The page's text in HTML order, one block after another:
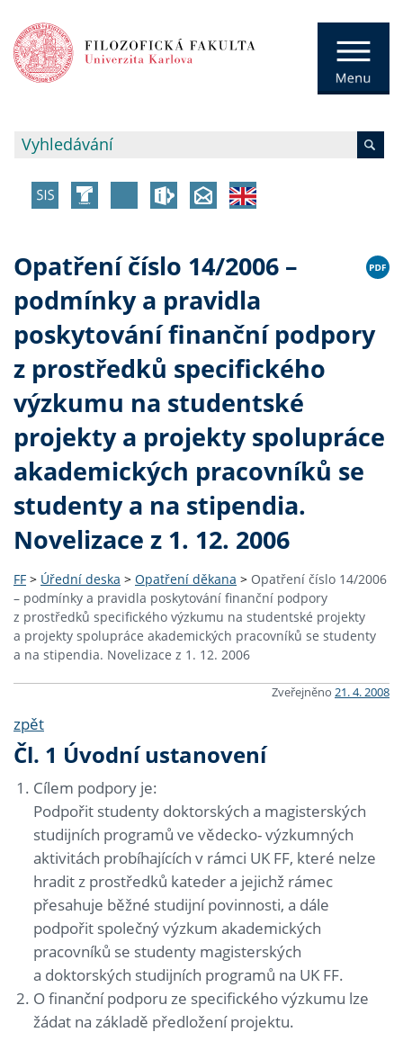
Opatření číslo 14/2006 –
podmínky a pravidla
poskytování finanční podpory
z prostředků specifického
výzkumu na studentské
projekty a projekty spolupráce
akademických pracovníků se
studenty a na stipendia.
Novelizace z 1. 12. 2006
FF > Úřední deska > Opatření děkana > Opatření číslo 14/2006
– podmínky a pravidla poskytování finanční podpory
z prostředků specifického výzkumu na studentské projekty
a projekty spolupráce akademických pracovníků se studenty
a na stipendia. Novelizace z 1. 12. 2006
Zveřejněno 21. 4. 2008
zpět
Čl. 1 Úvodní ustanovení
Cílem podpory je:
Podpořit studenty doktorských a magisterských
studijních programů ve vědecko- výzkumných
aktivitách probíhajících v rámci UK FF, které nelze
hradit z prostředků kateder a jejichž rámec
přesahuje běžné studijní povinnosti, a dále
podpořit společný výzkum akademických
pracovníků se studenty magisterských
a doktorských studijních programů na UK FF.
O finanční podporu ze specifického výzkumu lze
žádat na základě předložení projektu.